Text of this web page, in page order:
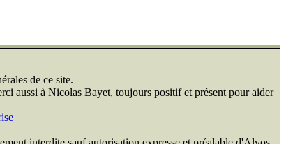
de ce site.
aussi à Nicolas Bayet, toujours positif et présent pour aider